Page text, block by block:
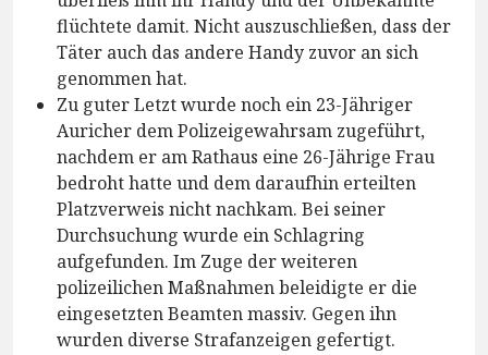
flüchtete damit. Nicht auszuschließen, dass der
Täter auch das andere Handy zuvor an sich
genommen hat.
Zu guter Letzt wurde noch ein 23-Jähriger
Auricher dem Polizeigewahrsam zugeführt,
nachdem er am Rathaus eine 26-Jährige Frau
bedroht hatte und dem daraufhin erteilten
Platzverweis nicht nachkam. Bei seiner
Durchsuchung wurde ein Schlagring
aufgefunden. Im Zuge der weiteren
polizeilichen Maßnahmen beleidigte er die
eingesetzten Beamten massiv. Gegen ihn
wurden diverse Strafanzeigen gefertigt.